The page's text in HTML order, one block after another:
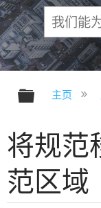
扩展/
主页
将规范
范区域